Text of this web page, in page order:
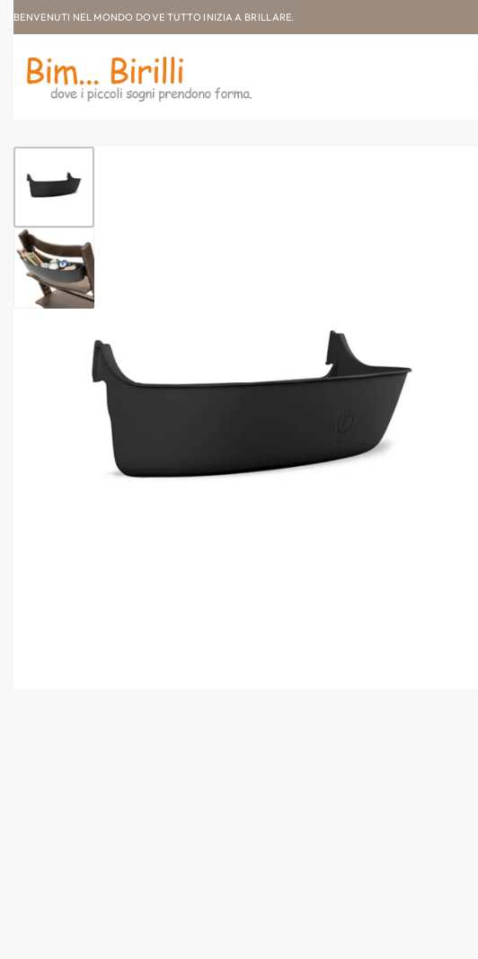
BENVENUTI NEL MONDO DOVE TUTTO INIZIA A BRILLARE.